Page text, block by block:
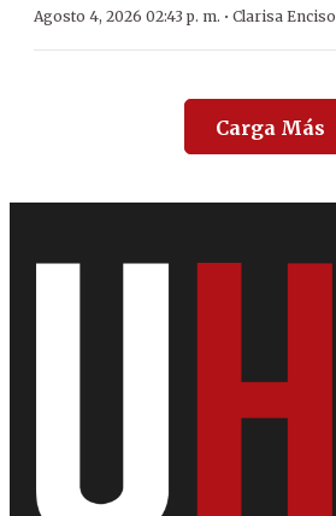
Agosto 4, 2026 02:43 p. m. · Clarisa Enciso
Carga Más